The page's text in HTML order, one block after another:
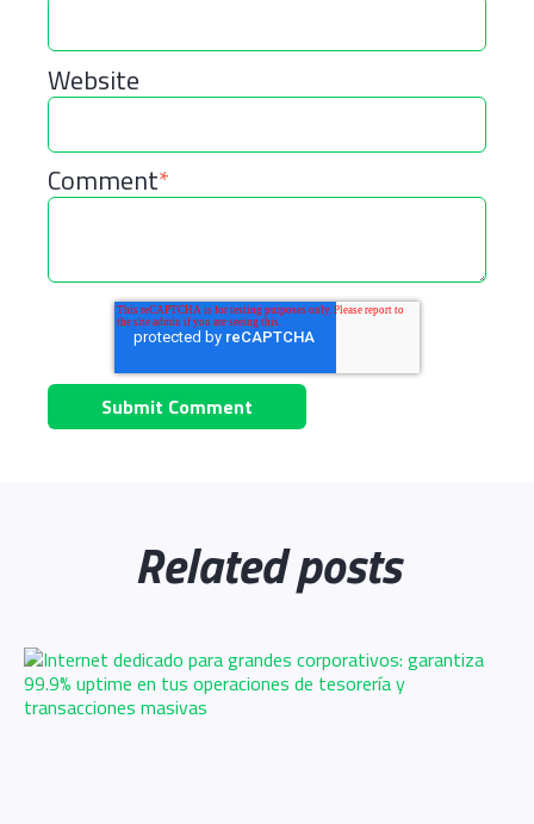
Website
Comment*
Related posts